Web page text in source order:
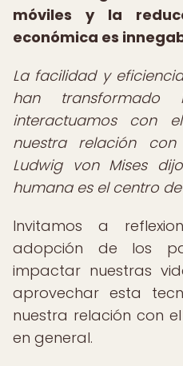
móviles y la
económica es
La facilidad y
han
interactuamos con
nuestra relación
Ludwig von Mises
humana es el centro
Invitamos a
adopción de los
impactar nuestras
aprovechar esta
nuestra relación con
en general.